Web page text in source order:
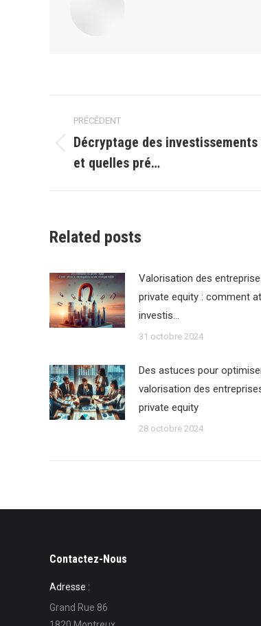
Navigation
article
PRÉCÉDENT
Article
précédent
:
Décryptage des
et quelles pré…
Related posts
Valorisation des
private equity : comment
investis…
31 octobre 2024
Des astuces pour
valorisation des
private equity
28 octobre 2024
Contactez-Nous
Adresse :
Grand Rue 86